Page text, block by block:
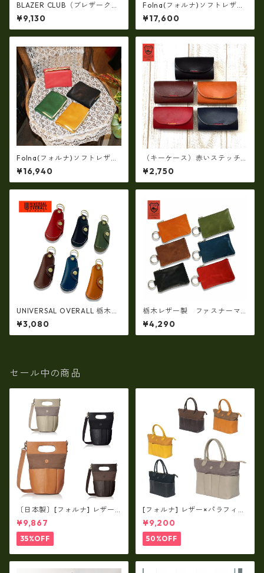
BLAZER CLUB（ブレザークラ
ブ）牛革ベルトポーチ【日本
製・豊岡製】 no-25898
¥9,130
Folna(フォルナ)ソフトレザ
ー・OLIVE NUME・ワイドポ
ケット仕様・がま口長財布
(日本製）fo-2993870
¥17,600
Folna(フォルナ)ソフトレザ
ー・OLIVE NUME・二つ折り
がま口財布 (日本製）fo-299
3869
¥16,940
（キーケース）赤いステッチ
アクセント・栃木レザー製ル
ビーキーケース シンプルデ
ザイン〈日本製〉LIW4601
¥2,750
UNIVERSAL OVERALL 栃木レ
ザー製レザーキーケース 日
本製 ty-UV155AR
¥3,080
栃木レザー製 ファスナーマ
ルチミニポーチ 日本製 ty-
NS200AR
¥4,290
セール中の商品
〔日本製〕[フォルナ] レザー×
パラフィン筒型2way シュリン
クレザー×79Aパラフィン fo
-259630
¥9,867
35%OFF
[フォルナ] レザー×パラフィン
筒型2way シュリンクレザー×
79Aパラフィン トートL fo-2
59632
¥9,200
50%OFF